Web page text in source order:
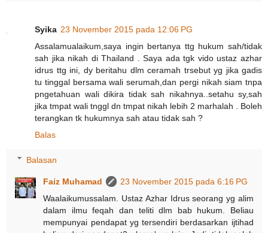
Syika 23 November 2015 pada 12:06 PG
Assalamualaikum,saya ingin bertanya ttg hukum sah/tidak
sah jika nikah di Thailand . Saya ada tgk vido ustaz azhar
idrus ttg ini, dy beritahu dlm ceramah trsebut yg jika gadis
tu tinggal bersama wali serumah,dan pergi nikah siam tnpa
pngetahuan wali dikira tidak sah nikahnya..setahu sy,sah
jika tmpat wali tnggl dn tmpat nikah lebih 2 marhalah . Boleh
terangkan tk hukumnya sah atau tidak sah ?
Balas
Balasan
Faiz Muhamad
23 November 2015 pada 6:16 PG
Waalaikumussalam. Ustaz Azhar Idrus seorang yg alim
dalam ilmu feqah dan teliti dlm bab hukum. Beliau
mempunyai pendapat yg tersendiri berdasarkan ijtihad